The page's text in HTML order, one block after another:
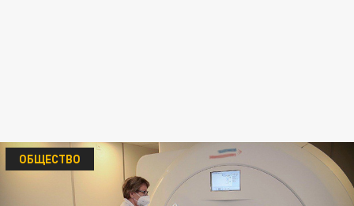
ОБЩЕСТВО